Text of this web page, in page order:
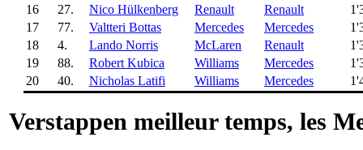
16
27. Nico Hülkenberg Renault Renault
17
77. Valtteri Bottas Mercedes Mercedes
18
4. Lando Norris McLaren Renault
19
88. Robert Kubica Williams Mercedes
20
40. Nicholas Latifi Williams Mercedes
Verstappen meilleur temps, les